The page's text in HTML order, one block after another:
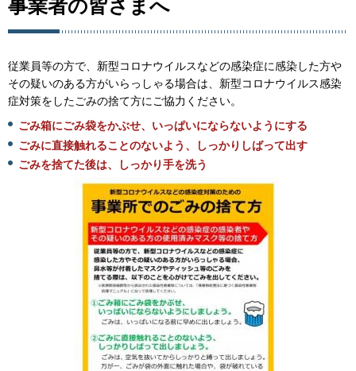
事業者の皆さまへ
従業員等の方で、新型コロナウイルスなどの感染症に感染した方や
その疑いのある方がいらっしゃる場合は、新型コロナウイルス感染
症対策をしたごみの捨て方にご協力ください。
ごみ箱にごみ袋をかぶせ、いっぱいにならないようにする
ごみに直接触れることのないよう、しっかりしばって出す
ごみを捨てた後は、しっかり手を洗う